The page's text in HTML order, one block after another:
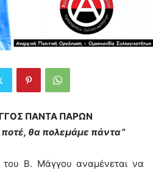
ΠΑΝΤΑ ΠΑΡΩΝ
ποτέ, θα πολεμάμε πάντα”
Β. Μάγγου αναμένεται να